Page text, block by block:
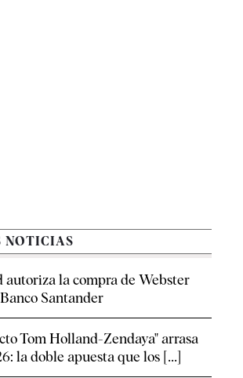
NOTICIAS
autoriza la compra de Webster
Santander
Tom Holland-Zendaya" arrasa
la doble apuesta que los [...]